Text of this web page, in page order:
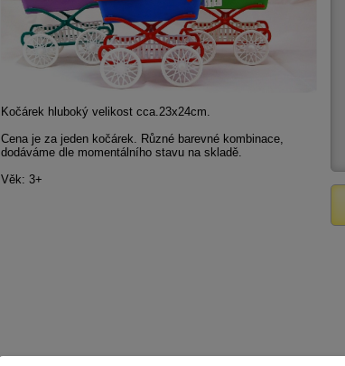
Kočárek hluboký velikost cca.23x24cm.
Cena je za jeden kočárek. Různé barevné kombinace,
dodáváme dle momentálního stavu na skladě.
Věk: 3+